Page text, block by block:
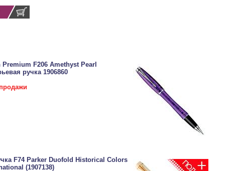
F206 Amethyst Pearl
ручка 1906860
F74 Parker Duofold Historical Colors
(1907138)